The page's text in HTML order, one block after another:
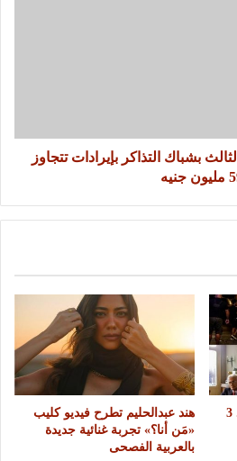
بشباك التذاكر بإيرادات تتجاوز
جنيه
الفيلم اللبناني آخر واحد يحصد 3
هند عبدالحليم تطرح فيديو كليب
«مَن أنا؟» تجربة غنائية جديدة
بالعربية الفصحى